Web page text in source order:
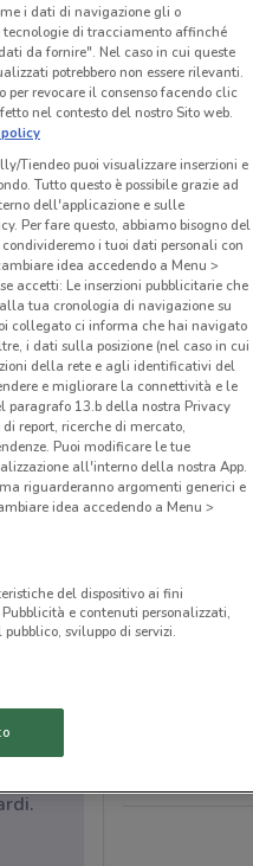
Via
Viale
3.4 km
Via
4.2 km
Via
Via
i dati di navigazione gli o
di tracciamento affinché
da fornire". Nel caso in cui queste
potrebbero non essere rilevanti.
revocare il consenso facendo clic
nel contesto del nostro Sito web.
Tiendeo puoi visualizzare inserzioni e
Tutto questo è possibile grazie ad
dell'applicazione e sulle
Per fare questo, abbiamo bisogno del
i tuoi dati personali con
idea accedendo a Menu >
accetti: Le inserzioni pubblicitarie che
tua cronologia di navigazione su
collegato ci informa che hai navigato
i dati sulla posizione (nel caso in cui
della rete e agli identificativi del
e migliorare la connettività e le
paragrafo 13.b della nostra Privacy
report, ricerche di mercato,
Puoi modificare le tue
all'interno della nostra App.
riguarderanno argomenti generici e
idea accedendo a Menu >
del dispositivo ai fini
e contenuti personalizzati,
sviluppo di servizi.